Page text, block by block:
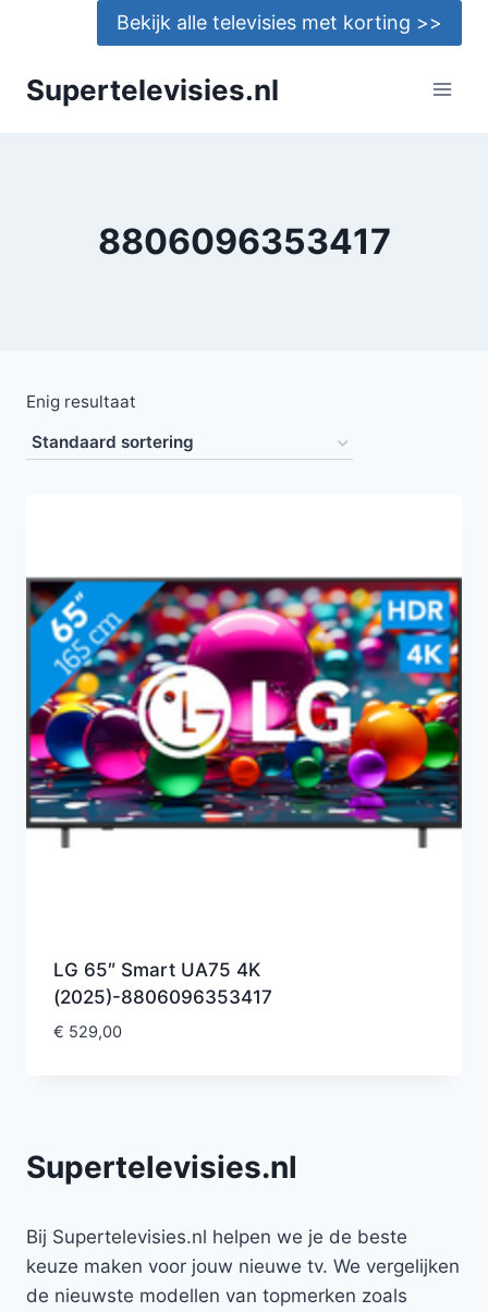
Bekijk alle televisies met korting >>
Supertelevisies.nl
8806096353417
Enig resultaat
LG 65″ Smart UA75 4K
(2025)-8806096353417
€ 529,00
Supertelevisies.nl
Bij Supertelevisies.nl helpen we je de beste
keuze maken voor jouw nieuwe tv. We vergelijken
de nieuwste modellen van topmerken zoals